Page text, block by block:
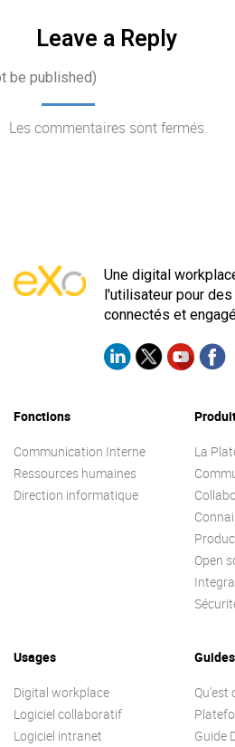
Leave a Reply
be published)
Les commentaires sont fermés.
Une digital
l'utilisateur pour
connectés et
Fonctions
Communication Interne
Ressources humaines
Direction informatique
La
Open
Usages
Digital workplace
Logiciel collaboratif
Logiciel intranet
Guides
Guide